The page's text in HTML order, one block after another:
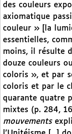
des couleurs
axiomatique
couleur » [la
essentielles,
moins, il résulte
douze couleurs
coloris », et par
coloris et par le
quarante quatre
mixtes (p. 284,
mouvements